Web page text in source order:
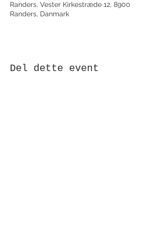
Randers, Vester Kirkestræde 12, 8900
Randers, Danmark
Del dette event